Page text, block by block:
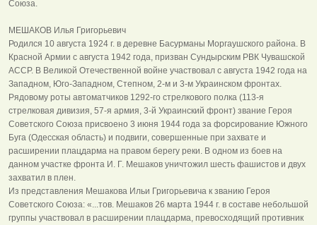
Союза.
МЕШАКОВ Илья Григорьевич
Родился 10 августа 1924 г. в деревне Басурманы Моргаушского района. В
Красной Армии с августа 1942 года, призван Сундырским РВК Чувашской
АССР. В Великой Отечественной войне участвовал с августа 1942 года на
Западном, Юго-Западном, Степном, 2-м и 3-м Украинском фронтах.
Рядовому роты автоматчиков 1292-го стрелкового полка (113-я
стрелковая дивизия, 57-я армия, 3-й Украинский фронт) звание Героя
Советского Союза присвоено 3 июня 1944 года за форсирование Южного
Буга (Одесская область) и подвиги, совершенные при захвате и
расширении плацдарма на правом берегу реки. В одном из боев на
данном участке фронта И. Г. Мешаков уничтожил шесть фашистов и двух
захватил в плен.
Из представления Мешакова Ильи Григорьевича к званию Героя
Советского Союза: «...тов. Мешаков 26 марта 1944 г. в составе небольшой
группы участвовал в расширении плацдарма, превосходящий противник